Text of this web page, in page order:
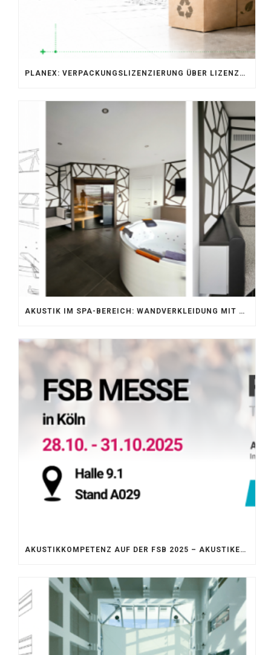
PLANEX: VERPACKUNGSLIZENZIERUNG ÜBER LIZENZERO & LUCID 2026
AKUSTIK IM SPA-BEREICH: WANDVERKLEIDUNG MIT SILENTPROTECT CORE
AKUSTIKKOMPETENZ AUF DER FSB 2025 – AKUSTIKELEMENTE FÜR DIE LEBENSRÄUME VON MORGEN